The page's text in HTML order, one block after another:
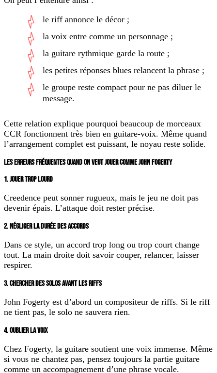
le riff annonce le décor ;
la voix entre comme un personnage ;
la guitare rythmique garde la route ;
les petites réponses blues relancent la phrase ;
le groupe reste compact pour ne pas diluer le
message.
Cette relation explique pourquoi beaucoup de morceaux
CCR fonctionnent très bien en guitare-voix. Même quand
l’arrangement complet est puissant, le noyau reste solide.
LES ERREURS FRÉQUENTES QUAND ON VEUT JOUER COMME JOHN FOGERTY
1. JOUER TROP LOURD
Creedence peut sonner rugueux, mais le jeu ne doit pas
devenir épais. L’attaque doit rester précise.
2. NÉGLIGER LA DURÉE DES ACCORDS
Dans ce style, un accord trop long ou trop court change
tout. La main droite doit savoir couper, relancer, laisser
respirer.
3. CHERCHER DES SOLOS AVANT LES RIFFS
John Fogerty est d’abord un compositeur de riffs. Si le riff
ne tient pas, le solo ne sauvera rien.
4. OUBLIER LA VOIX
Chez Fogerty, la guitare soutient une voix immense. Même
si vous ne chantez pas, pensez toujours la partie guitare
comme un accompagnement d’une phrase vocale.